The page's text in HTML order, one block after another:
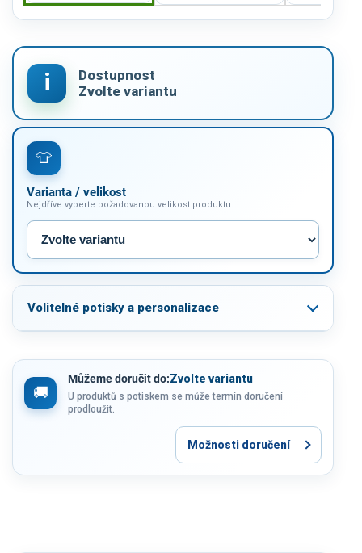
Varianta / velikost
Nejdříve vyberte požadovanou velikost produktu
Volitelné potisky a personalizace
Můžeme doručit do:Zvolte variantu
U produktů s potiskem se může termín doručení
prodloužit.
Možnosti doručení